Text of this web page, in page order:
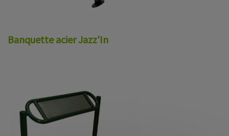
Banquette acier Jazz'In